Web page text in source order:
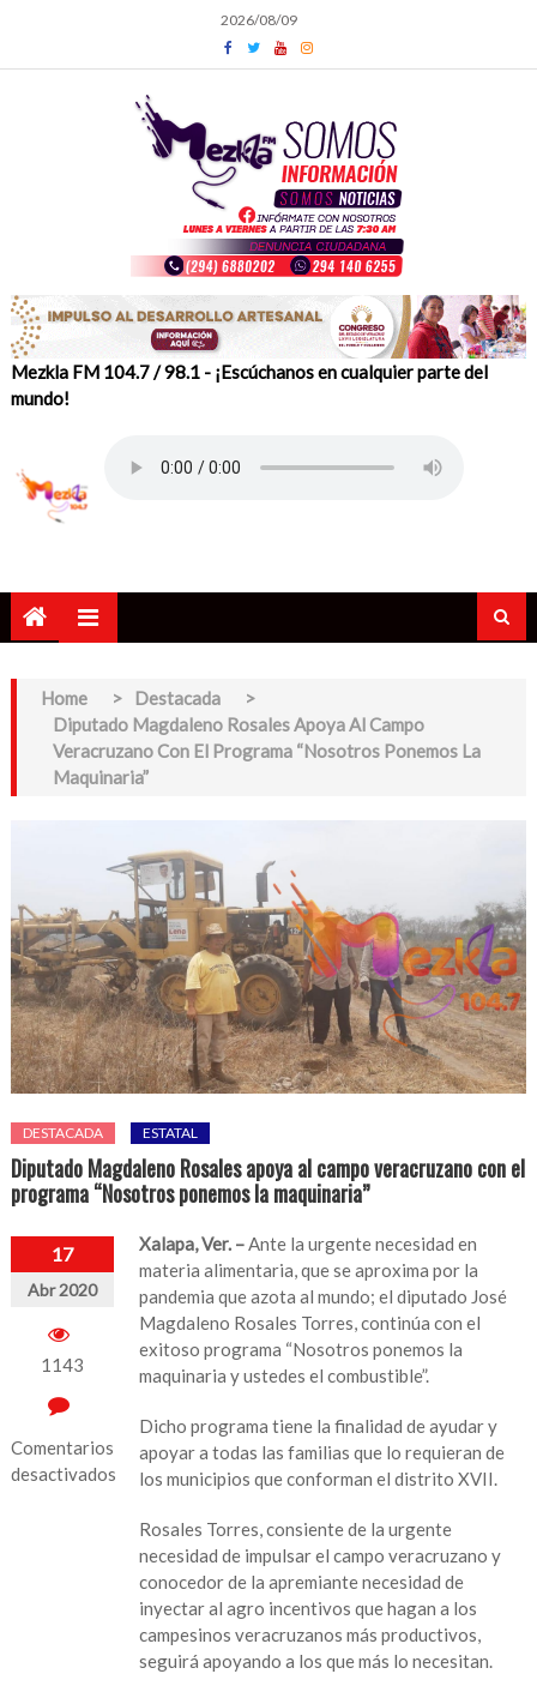
content
2026/08/09
Mezkla FM 104.7 / 98.1 - ¡Escúchanos en cualquier parte del
mundo!
Home > Destacada
>
Diputado Magdaleno Rosales Apoya Al Campo
Veracruzano Con El Programa “Nosotros Ponemos La
Maquinaria”
DESTACADA ESTATAL
Diputado Magdaleno Rosales apoya al campo veracruzano con el
programa “Nosotros ponemos la maquinaria”
17
Abr 2020
1143
Comentarios
desactivados
Xalapa, Ver. –Ante la urgente necesidad en
materia alimentaria, que se aproxima por la
pandemia que azota al mundo; el diputado José
Magdaleno Rosales Torres, continúa con el
exitoso programa “Nosotros ponemos la
maquinaria y ustedes el combustible”.
Dicho programa tiene la finalidad de ayudar y
apoyar a todas las familias que lo requieran de
los municipios que conforman el distrito XVII.
Rosales Torres, consiente de la urgente
necesidad de impulsar el campo veracruzano y
conocedor de la apremiante necesidad de
inyectar al agro incentivos que hagan a los
campesinos veracruzanos más productivos,
seguirá apoyando a los que más lo necesitan.